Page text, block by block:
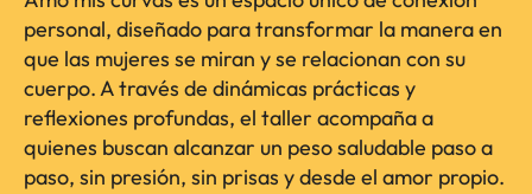
personal, diseñado para transformar la manera en
que las mujeres se miran y se relacionan con su
cuerpo. A través de dinámicas prácticas y
reflexiones profundas, el taller acompaña a
quienes buscan alcanzar un peso saludable paso a
paso, sin presión, sin prisas y desde el amor propio.